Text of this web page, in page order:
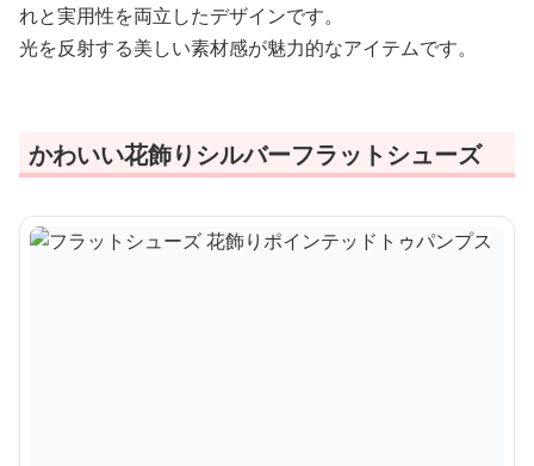
れと実用性を両立したデザインです。
光を反射する美しい素材感が魅力的なアイテムです。
かわいい花飾りシルバーフラットシューズ